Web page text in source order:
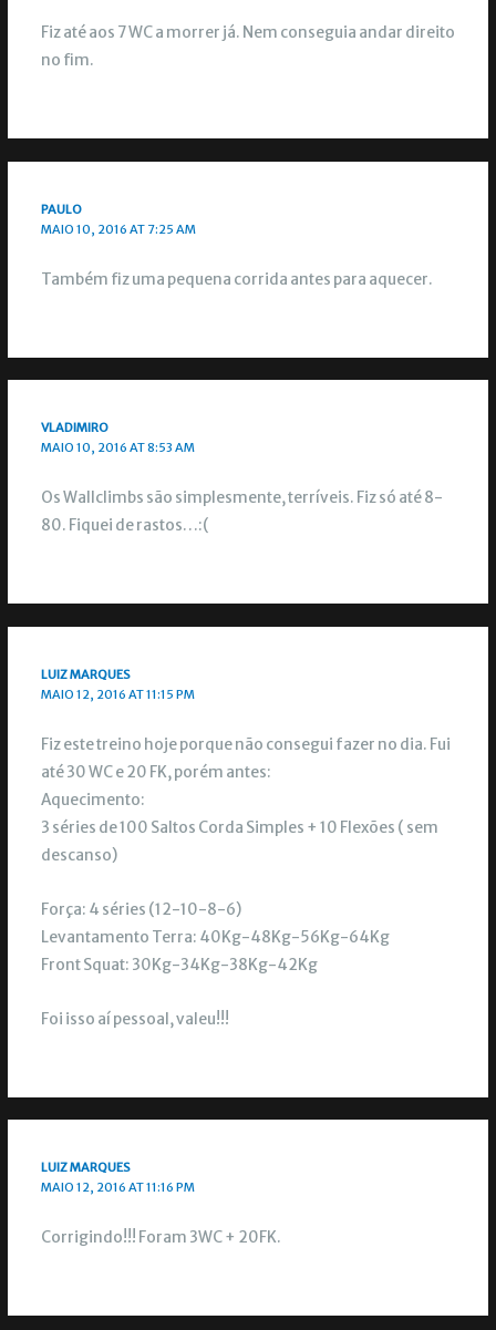
Fiz até aos 7 WC a morrer já. Nem conseguia andar direito
no fim.
PAULO
MAIO 10, 2016 AT 7:25 AM
Também fiz uma pequena corrida antes para aquecer.
VLADIMIRO
MAIO 10, 2016 AT 8:53 AM
Os Wallclimbs são simplesmente, terríveis. Fiz só até 8-
80. Fiquei de rastos…:(
LUIZ MARQUES
MAIO 12, 2016 AT 11:15 PM
Fiz este treino hoje porque não consegui fazer no dia. Fui
até 30 WC e 20 FK, porém antes:
Aquecimento:
3 séries de 100 Saltos Corda Simples + 10 Flexões ( sem
descanso)
Força: 4 séries (12-10-8-6)
Levantamento Terra: 40Kg-48Kg-56Kg-64Kg
Front Squat: 30Kg-34Kg-38Kg-42Kg
Foi isso aí pessoal, valeu!!!
LUIZ MARQUES
MAIO 12, 2016 AT 11:16 PM
Corrigindo!!! Foram 3WC + 20FK.